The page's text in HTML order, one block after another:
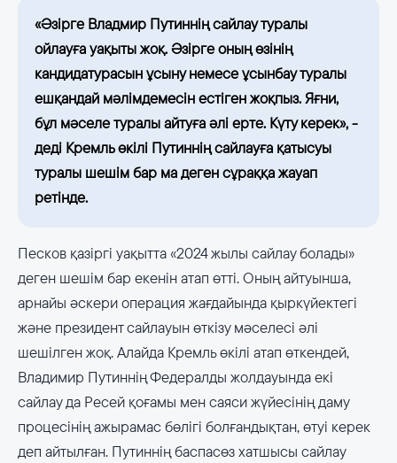
«Әзірге Владмир Путиннің сайлау туралы
ойлауға уақыты жоқ. Әзірге оның өзінің
кандидатурасын ұсыну немесе ұсынбау туралы
ешқандай мәлімдемесін естіген жоқпыз. Яғни,
бұл мәселе туралы айтуға әлі ерте. Күту керек», -
деді Кремль өкілі Путиннің сайлауға қатысуы
туралы шешім бар ма деген сұраққа жауап
ретінде.
Песков қазіргі уақытта «2024 жылы сайлау болады»
деген шешім бар екенін атап өтті. Оның айтуынша,
арнайы әскери операция жағдайында қыркүйектегі
және президент сайлауын өткізу мәселесі әлі
шешілген жоқ. Алайда Кремль өкілі атап өткендей,
Владимир Путиннің Федералды жолдауында екі
сайлау да Ресей қоғамы мен саяси жүйесінің даму
процесінің ажырамас бөлігі болғандықтан, өтуі керек
деп айтылған. Путиннің баспасөз хатшысы сайлау